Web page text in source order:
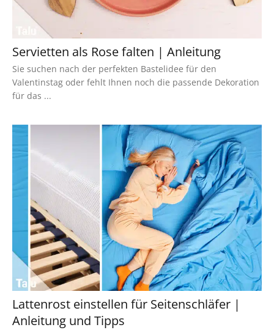
Servietten als Rose falten | Anleitung
Sie suchen nach der perfekten Bastelidee für den
Valentinstag oder fehlt Ihnen noch die passende Dekoration
für das ...
Lattenrost einstellen für Seitenschläfer |
Anleitung und Tipps